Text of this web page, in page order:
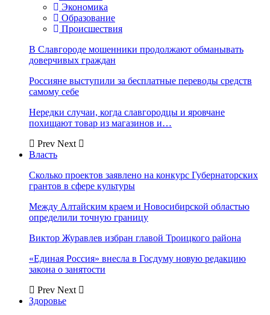
Экономика
Образование
Происшествия
В Славгороде мошенники продолжают обманывать
доверчивых граждан
Россияне выступили за бесплатные переводы средств
самому себе
Нередки случаи, когда славгородцы и яровчане
похищают товар из магазинов и…
Prev Next
Власть
Сколько проектов заявлено на конкурс Губернаторских
грантов в сфере культуры
Между Алтайским краем и Новосибирской областью
определили точную границу
Виктор Журавлев избран главой Троицкого района
«Единая Россия» внесла в Госдуму новую редакцию
закона о занятости
Prev Next
Здоровье